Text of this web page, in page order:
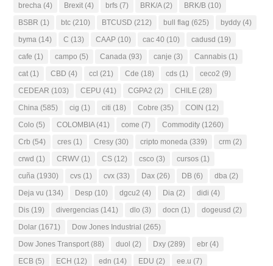
brecha (4) Brexit (4) brfs (7) BRK/A(2) BRK/B (10)
BSBR (1) btc (210) BTCUSD (212) bull flag (625) byddy (4)
byma (14) C (13) CAAP (10) cac 40 (10) cadusd (19)
cafe (1) campo (5) Canada (93) canje (3) Cannabis (1)
cat (1) CBD (4) ccl (21) Cde (18) cds (1) ceco2 (9)
CEDEAR (103) CEPU (41) CGPA2 (2) CHILE (28)
China (585) cig (1) citi (18) Cobre (35) COIN (12)
Colo (5) COLOMBIA(41) come (7) Commodity (1260)
Crb (54) cres (1) Cresy (30) cripto moneda (339) crm (2)
crwd (1) CRWV (1) CS (12) csco (3) cursos (1)
cuña (1930) cvs (1) cvx (33) Dax (26) DB (6) dba (2)
Deja vu (134) Desp (10) dgcu2 (4) Dia (2) didi (4)
Dis (19) divergencias (141) dlo (3) docn (1) dogeusd (2)
Dolar (1671) Dow Jones Industrial (265)
Dow Jones Transport (88) duol (2) Dxy (289) ebr (4)
ECB (5) ECH (12) edn (14) EDU (2) ee.u (7)